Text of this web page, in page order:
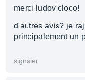
merci ludovicloco!
d'autres avis? je
principalement un
signaler